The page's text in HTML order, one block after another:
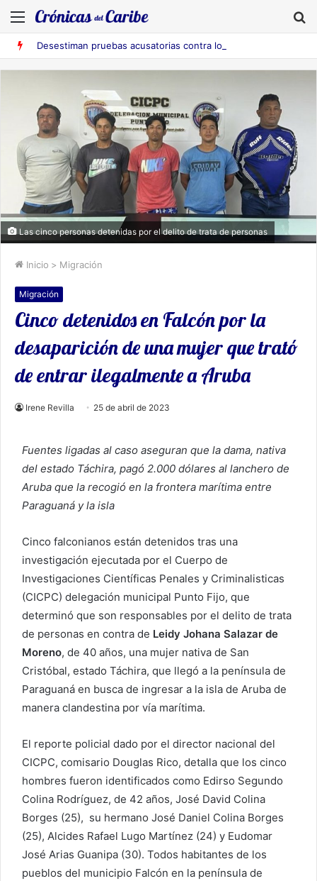
Menú
Las cinco personas detenidas por el delito de trata de personas
Inicio > Migración
Migración
Cinco detenidos en Falcón por la
desaparición de una mujer que trató
de entrar ilegalmente a Aruba
Irene Revilla 25 de abril de 2023
Fuentes ligadas al caso aseguran que la dama, nativa
del estado Táchira, pagó 2.000 dólares al lanchero de
Aruba que la recogió en la frontera marítima entre
Paraguaná y la isla
Cinco falconianos están detenidos tras una
investigación ejecutada por el Cuerpo de
Investigaciones Científicas Penales y Criminalisticas
(CICPC) delegación municipal Punto Fijo, que
determinó que son responsables por el delito de trata
de personas en contra de Leidy Johana Salazar de
Moreno, de 40 años, una mujer nativa de San
Cristóbal, estado Táchira, que llegó a la península de
Paraguaná en busca de ingresar a la isla de Aruba de
manera clandestina por vía marítima.
El reporte policial dado por el director nacional del
CICPC, comisario Douglas Rico, detalla que los cinco
hombres fueron identificados como Edirso Segundo
Colina Rodríguez, de 42 años, José David Colina
Borges (25), su hermano José Daniel Colina Borges
(25), Alcides Rafael Lugo Martínez (24) y Eudomar
José Arias Guanipa (30). Todos habitantes de los
pueblos del municipio Falcón en la península de